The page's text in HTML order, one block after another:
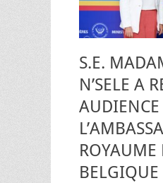
S.E.
N’SELE A
AUDIENCE
ROYAUME
BELGIQUE